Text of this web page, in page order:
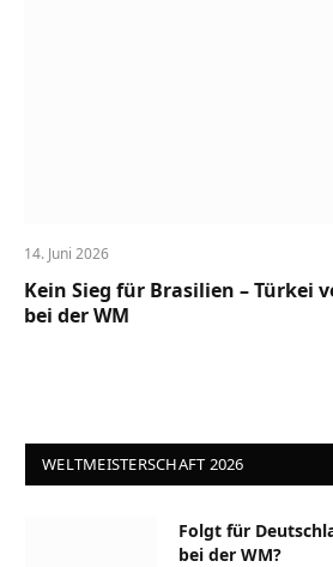
14. Juni 2026
Kein Sieg für Brasilien – Türkei
bei der WM
WELTMEISTERSCHAFT 2026
Folgt für
bei der WM?